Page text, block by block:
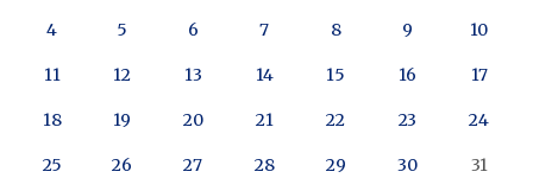
4 5 6 7 8 9 10
11 12 13 14 15 16 17
18 19 20 21 22 23 24
25 26 27 28 29 30
31